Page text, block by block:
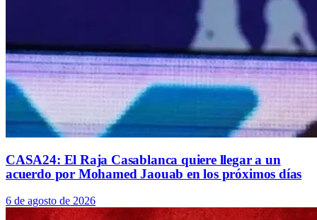
CASA24: El Raja Casablanca quiere llegar a un
acuerdo por Mohamed Jaouab en los próximos días
6 de agosto de 2026